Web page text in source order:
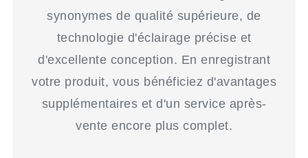
synonymes de qualité supérieure, de
technologie d'éclairage précise et
d'excellente conception. En enregistrant
votre produit, vous bénéficiez d'avantages
supplémentaires et d'un service après-
vente encore plus complet.